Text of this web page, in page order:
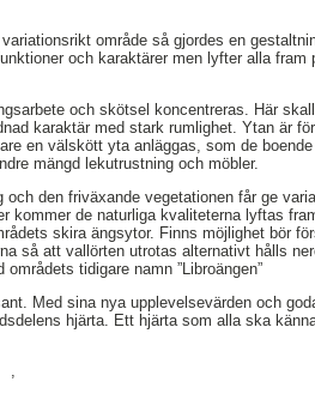
område så gjordes en
och karaktärer men lyfter alla fram
och skötsel koncentreras. Här
karaktär med stark rumlighet. Ytan är
en välskött yta anläggas, som de
mängd lekutrustning och möbler.
den friväxande vegetationen får ge
de naturliga kvaliteterna lyftas
skira ängsytor. Finns möjlighet bör
så att vallörten utrotas alternativt hålls
tidigare namn ”Libroängen”
Med sina nya upplevelsevärden och
hjärta. Ett hjärta som alla ska
,